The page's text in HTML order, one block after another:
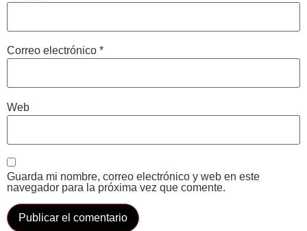
Correo electrónico *
Web
Guarda mi nombre, correo electrónico y web en este
navegador para la próxima vez que comente.